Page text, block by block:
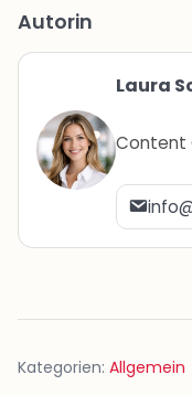
Autorin
Laura
Content
Kategorien: Allgemein